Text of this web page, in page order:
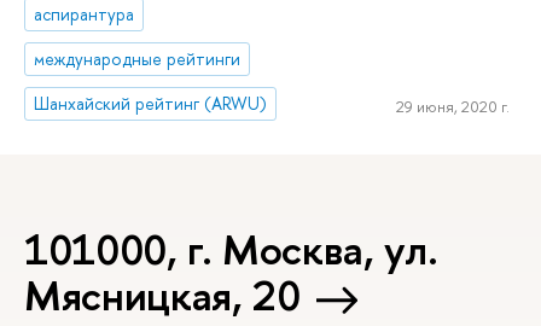
аспирантура
международные рейтинги
Шанхайский рейтинг (ARWU)
29 июня, 2020 г.
101000, г. Москва, ул.
Мясницкая, 20